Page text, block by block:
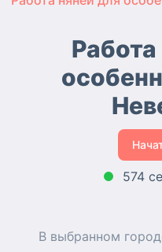
574
В выбранном